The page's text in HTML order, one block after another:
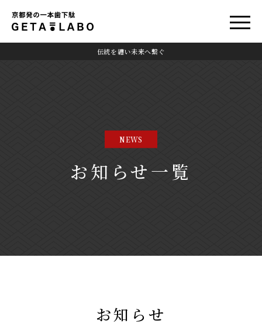
伝統を纏い未来へ繋ぐ
NEWS
お知らせ一覧
お知らせ